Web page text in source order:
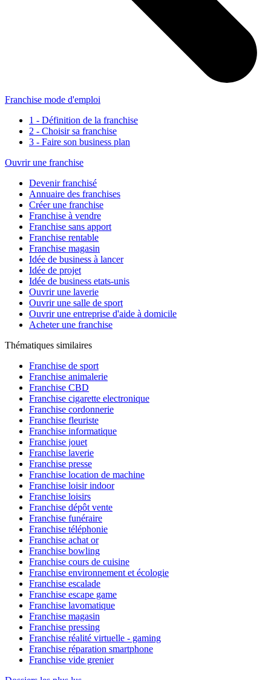
Franchise mode d'emploi
1 - Définition de la franchise
2 - Choisir sa franchise
3 - Faire son business plan
Ouvrir une franchise
Devenir franchisé
Annuaire des franchises
Créer une franchise
Franchise à vendre
Franchise sans apport
Franchise rentable
Franchise magasin
Idée de business à lancer
Idée de projet
Idée de business etats-unis
Ouvrir une laverie
Ouvrir une salle de sport
Ouvrir une entreprise d'aide à domicile
Acheter une franchise
Thématiques similaires
Franchise de sport
Franchise animalerie
Franchise CBD
Franchise cigarette electronique
Franchise cordonnerie
Franchise fleuriste
Franchise informatique
Franchise jouet
Franchise laverie
Franchise presse
Franchise location de machine
Franchise loisir indoor
Franchise loisirs
Franchise dépôt vente
Franchise funéraire
Franchise téléphonie
Franchise achat or
Franchise bowling
Franchise cours de cuisine
Franchise environnement et écologie
Franchise escalade
Franchise escape game
Franchise lavomatique
Franchise magasin
Franchise pressing
Franchise réalité virtuelle - gaming
Franchise réparation smartphone
Franchise vide grenier